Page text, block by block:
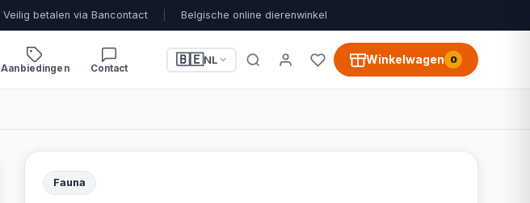
Veilig betalen via Bancontact Belgische online dierenwinkel
Aanbiedingen Contact
🇧🇪NL Winkelwagen 0
Fauna